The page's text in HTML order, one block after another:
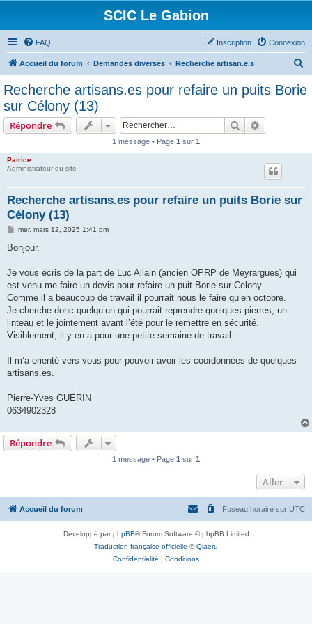
SCIC Le Gabion
FAQ Connexion
Inscription
Accueil du forum Demandes diverses Recherche artisan.e.s
c
Recherche artisans.es pour refaire un puits Borie
sur Célony (13)
Répondre Rechercher
1 message • Page 1 sur 1
Patrice
Administrateur du site
Recherche artisans.es pour refaire un puits Borie sur
Célony (13)
M
s
g
mer. mars 12, 2025 1:41 pm
Bonjour,
Je vous écris de la part de Luc Allain (ancien OPRP de Meyrargues) qui
est venu me faire un devis pour refaire un puit Borie sur Celony.
Comme il a beaucoup de travail il pourrait nous le faire qu’en octobre.
Je cherche donc quelqu’un qui pourrait reprendre quelques pierres, un
linteau et le jointement avant l’été pour le remettre en sécurité.
Visiblement, il y en a pour une petite semaine de travail.
Il m’a orienté vers vous pour pouvoir avoir les coordonnées de quelques
artisans.es.
Pierre-Yves GUERIN
0634902328
Répondre
1 message • Page 1 sur 1
Aller
Accueil du forum Fuseau horaire sur UTC
Développé parphpBB® Forum Software © phpBB Limited
Traduction française officielle ©Qiaeru
Confidentialité | Conditions